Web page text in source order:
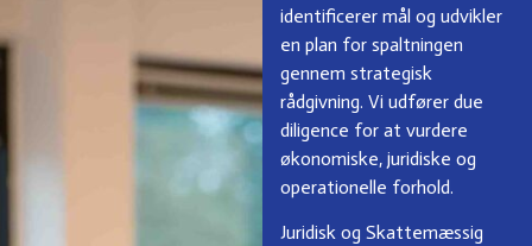
identificerer mål og udvikler
en plan for spaltningen
gennem strategisk
rådgivning. Vi udfører due
diligence for at vurdere
økonomiske, juridiske og
operationelle forhold.
Juridisk og Skattemæssig